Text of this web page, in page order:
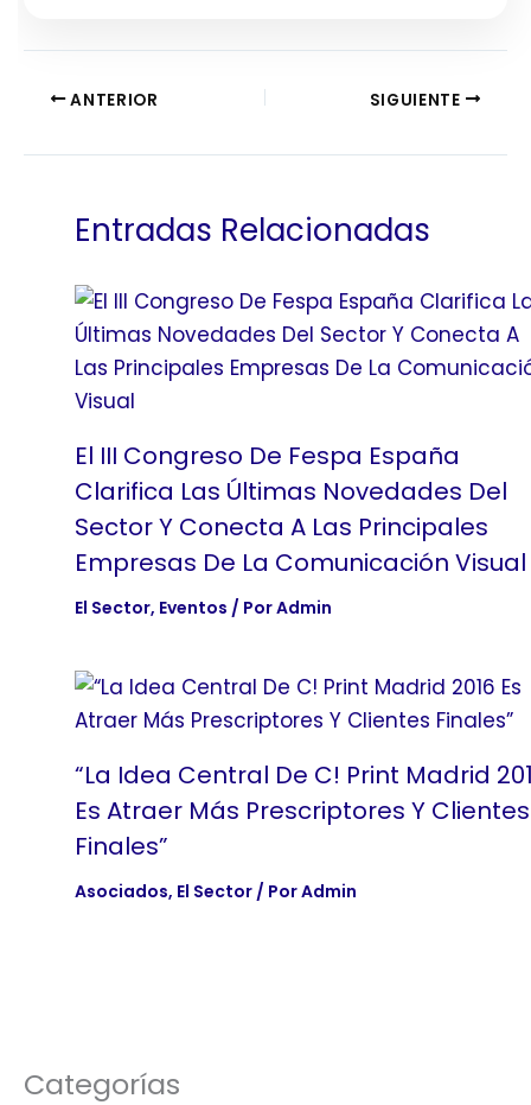
ANTERIOR SIGUIENTE
Entradas Relacionadas
El III Congreso De Fespa España
Clarifica Las Últimas Novedades Del
Sector Y Conecta A Las Principales
Empresas De La Comunicación Visual
El Sector, Eventos / PorAdmin
“La Idea Central De C! Print Madrid
Es Atraer Más Prescriptores Y Clientes
Finales”
Asociados, El Sector/ PorAdmin
Categorías